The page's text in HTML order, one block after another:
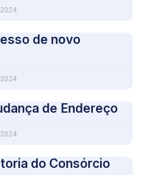
de novo
de Endereço
do Consórcio